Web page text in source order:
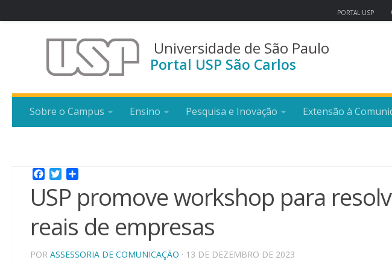
PORTAL USP
Universidade de São Paulo
Portal USP São Carlos
Sobre o Campus Ensino Pesquisa e Inovação Extensão à
Facebook
Twitter
USP promove workshop para
reais de empresas
POR ASSESSORIA DE COMUNICAÇÃO · 13 DE DEZEMBRO DE 2023